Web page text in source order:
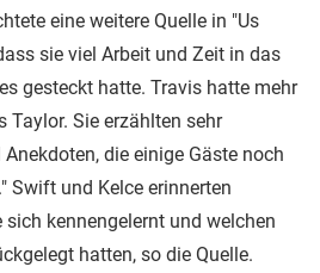
eine weitere Quelle in "Us
sie viel Arbeit und Zeit in das
gesteckt hatte. Travis hatte mehr
Taylor. Sie erzählten sehr
die einige Gäste noch
Swift und Kelce erinnerten
kennengelernt und welchen
hatten, so die Quelle.